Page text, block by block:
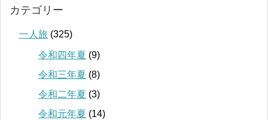
カテゴリー
一人旅 (325)
令和四年夏 (9)
令和三年夏 (8)
令和二年夏 (3)
令和元年夏 (14)